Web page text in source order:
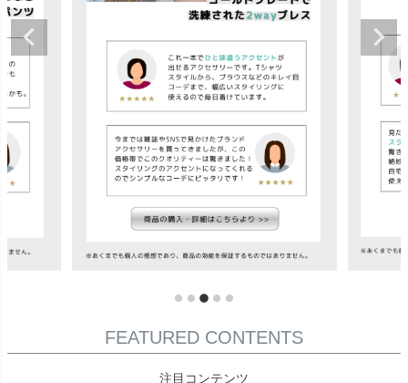
FEATURED CONTENTS
注目コンテンツ